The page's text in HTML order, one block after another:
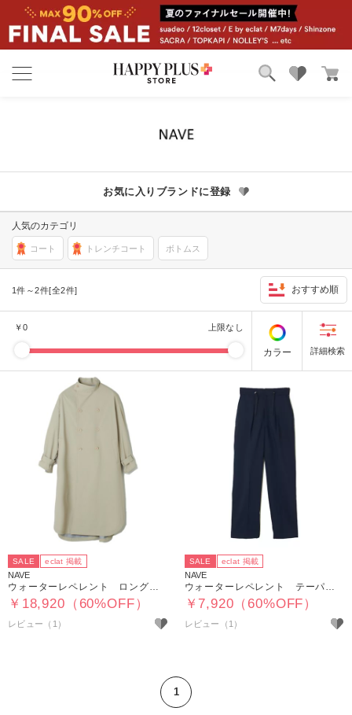
お気に入り
お気に入りブランドに登録
人気のカテゴリ
コート トレンチコート ボトムス
1件～2件[全2件] おすすめ順
￥0 上限なし
カラー
SALE eclat 掲載
NAVE
ウォーターレペレント ロングトレンチコート
￥18,920（60%OFF）
レビュー（1）
SALE eclat 掲載
NAVE
ウォーターレペレント テーパードパンツ
￥7,920（60%OFF）
レビュー（1）
1